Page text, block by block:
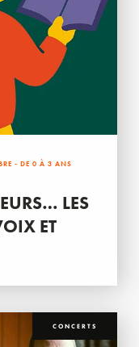
- DE 0 À 3 ANS
LES
ET
CONCERTS